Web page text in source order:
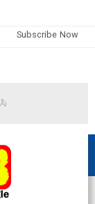
Subscribe Now